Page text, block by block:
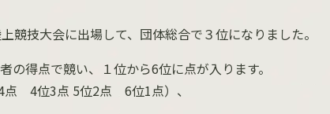
競技大会に出場して、団体総合で３位になりました。
の得点で競い、１位から6位に点が入ります。
点 4位3点 5位2点 6位1点）、